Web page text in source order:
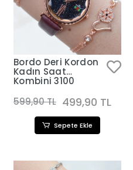
Bordo Deri Kordon
Kadın Saat
Kombini 3100
599,90 TL 499,90 TL
Sepete Ekle